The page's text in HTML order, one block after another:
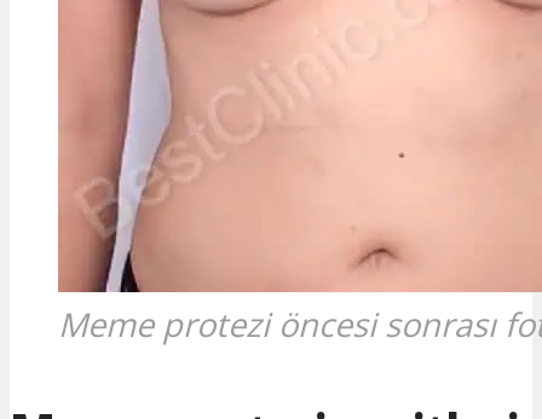
Meme protezi öncesi sonrası